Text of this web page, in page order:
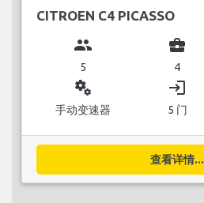
CITROEN C4 PICASSO
group
5
business_center
4
miscellaneous_services
手动变速器
login
5 门
查看详情...